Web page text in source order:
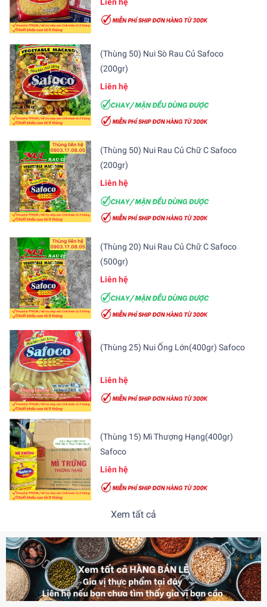
Liên hệ
(Thùng 50) Nui Sò Rau Củ Safoco
(200gr)
Liên hệ
(Thùng 50) Nui Rau Củ Chữ C Safoco
(200gr)
Liên hệ
(Thùng 20) Nui Rau Củ Chữ C Safoco
(500gr)
Liên hệ
(Thùng 25) Nui Ống Lớn(400gr) Safoco
Liên hệ
(Thùng 15) Mì Thượng Hạng(400gr)
Safoco
Liên hệ
Xem tất cả